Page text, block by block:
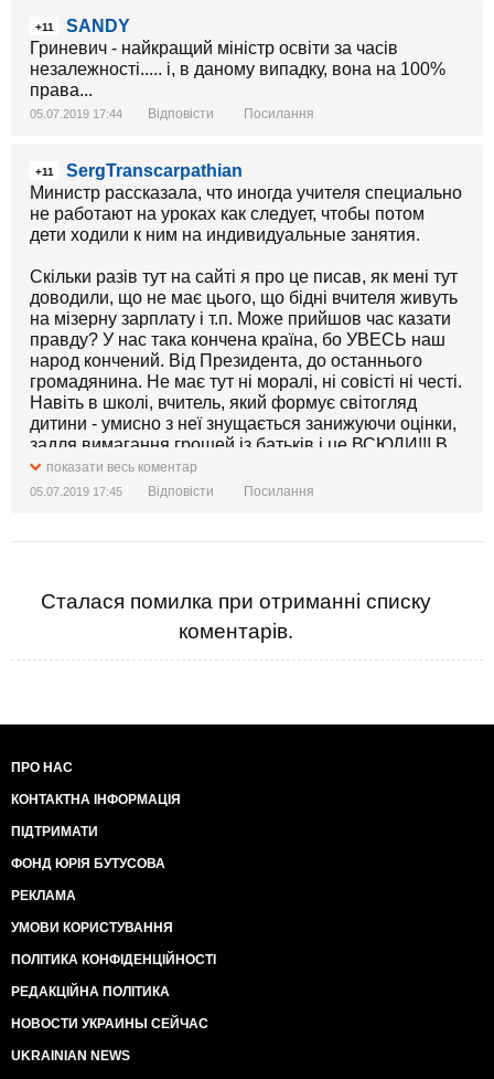
+11
SANDY
Гриневич - найкращий міністр освіти за часів
незалежності..... і, в даному випадку, вона на 100%
права...
05.07.2019 17:44 Відповісти Посилання
+11
SergTranscarpathian
Министр рассказала, что иногда учителя специально
не работают на уроках как следует, чтобы потом
дети ходили к ним на индивидуальные занятия.
Скільки разів тут на сайті я про це писав, як мені тут
доводили, що не має цього, що бідні вчителя живуть
на мізерну зарплату і т.п. Може прийшов час казати
правду? У нас така кончена країна, бо УВЕСЬ наш
народ кончений. Від Президента, до останнього
громадянина. Не має тут ні моралі, ні совісті ні честі.
Навіть в школі, вчитель, який формує світогляд
дитини - умисно з неї знущається занижуючи оцінки,
задля вимагання грошей із батьків і це ВСЮДИ!!! В
нас взагалі дійшло до того, що діти які мають з
предмету в школі 6 - виграють обласні олімпіади.
імітація освіти, медицини, доріг... Не будуть в країні
яка не є концтабором люди працювати "задарма"
показати весь коментар
05.07.2019 17:45 Відповісти Посилання
Сталася помилка при отриманні списку
коментарів.
ПРО НАС
КОНТАКТНА ІНФОРМАЦІЯ
ПІДТРИМАТИ
ФОНД ЮРІЯ БУТУСОВА
РЕКЛАМА
УМОВИ КОРИСТУВАННЯ
ПОЛІТИКА КОНФІДЕНЦІЙНОСТІ
РЕДАКЦІЙНА ПОЛІТИКА
НОВОСТИ УКРАИНЫ СЕЙЧАС
UKRAINIAN NEWS